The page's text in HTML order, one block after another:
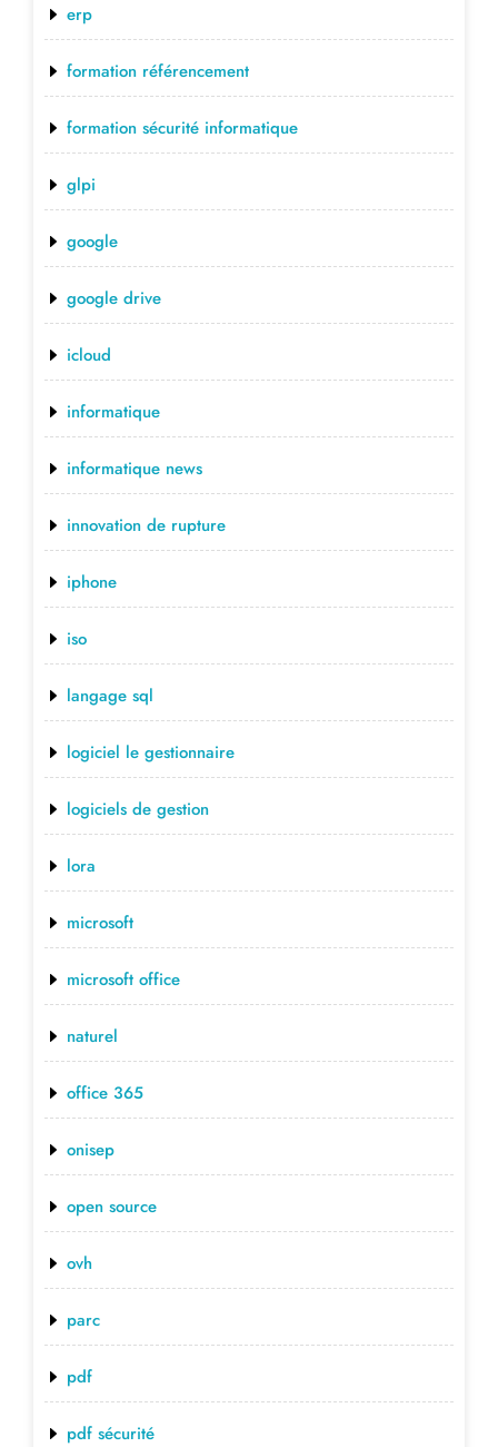
erp
formation référencement
formation sécurité informatique
glpi
google
google drive
icloud
informatique
informatique news
innovation de rupture
iphone
iso
langage sql
logiciel le gestionnaire
logiciels de gestion
lora
microsoft
microsoft office
naturel
office 365
onisep
open source
ovh
parc
pdf
pdf sécurité